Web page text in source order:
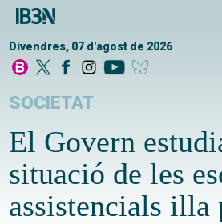
Divendres, 07 d'agost de 2026
SOCIETAT
El Govern
situació de les
assistencials illa